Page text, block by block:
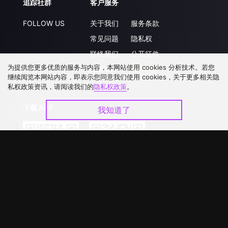
追踪社群
FOLLOW US
客户服务
关于我们
常见问题
联络我们
升级VIP
服务条款
隐私权
公开征件
合作洽談
为提供您更多优质的服务与内容，本网站使用 cookies 分析技术。若您
继续阅览本网站内容，即表示您同意我们使用 cookies，关于更多相关隐
私权政策资讯，请阅读我们的隐私权政策。
我知道了